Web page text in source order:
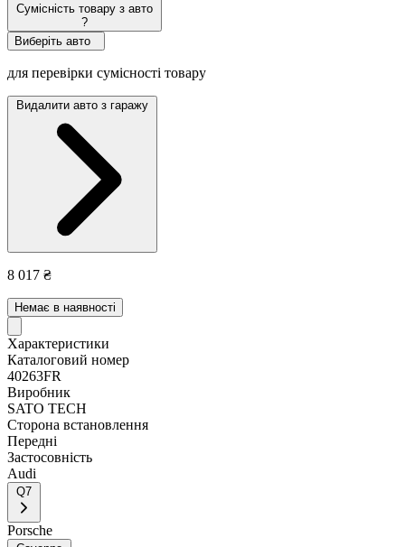
Сумісність товару з авто
?
Виберіть авто
для перевірки сумісності товару
Видалити авто з гаражу
8 017 ₴
Немає в наявності
Характеристики
Каталоговий номер
40263FR
Виробник
SATO TECH
Сторона встановлення
Передні
Застосовність
Audi
Porsche